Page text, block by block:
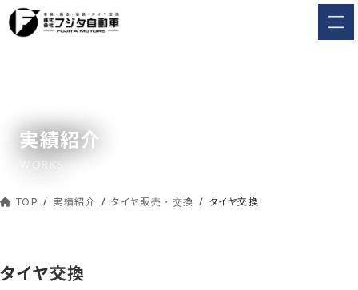
コ
ン
ナ
ビ
実績紹介
WORKS
TOP 実績紹介 タイヤ販売・交換 タイヤ交換
タイヤ交換